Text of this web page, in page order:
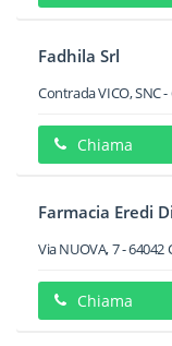
Fadhila Srl
Contrada VICO, SNC-
Chiama
Farmacia Eredi
Via NUOVA, 7-64042
Chiama